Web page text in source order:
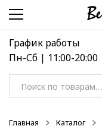
Перейти
навигации
Перейти
содержимому
График работы
Пн-Сб | 11:00-20:00
Искать:
Главная Каталог
-50%
-50%
-50%